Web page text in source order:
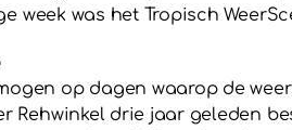
week was het Tropisch
op dagen waarop de
Rehwinkel drie jaar geleden